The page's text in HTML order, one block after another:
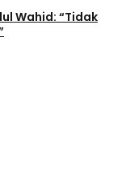
Wahid: “Tidak